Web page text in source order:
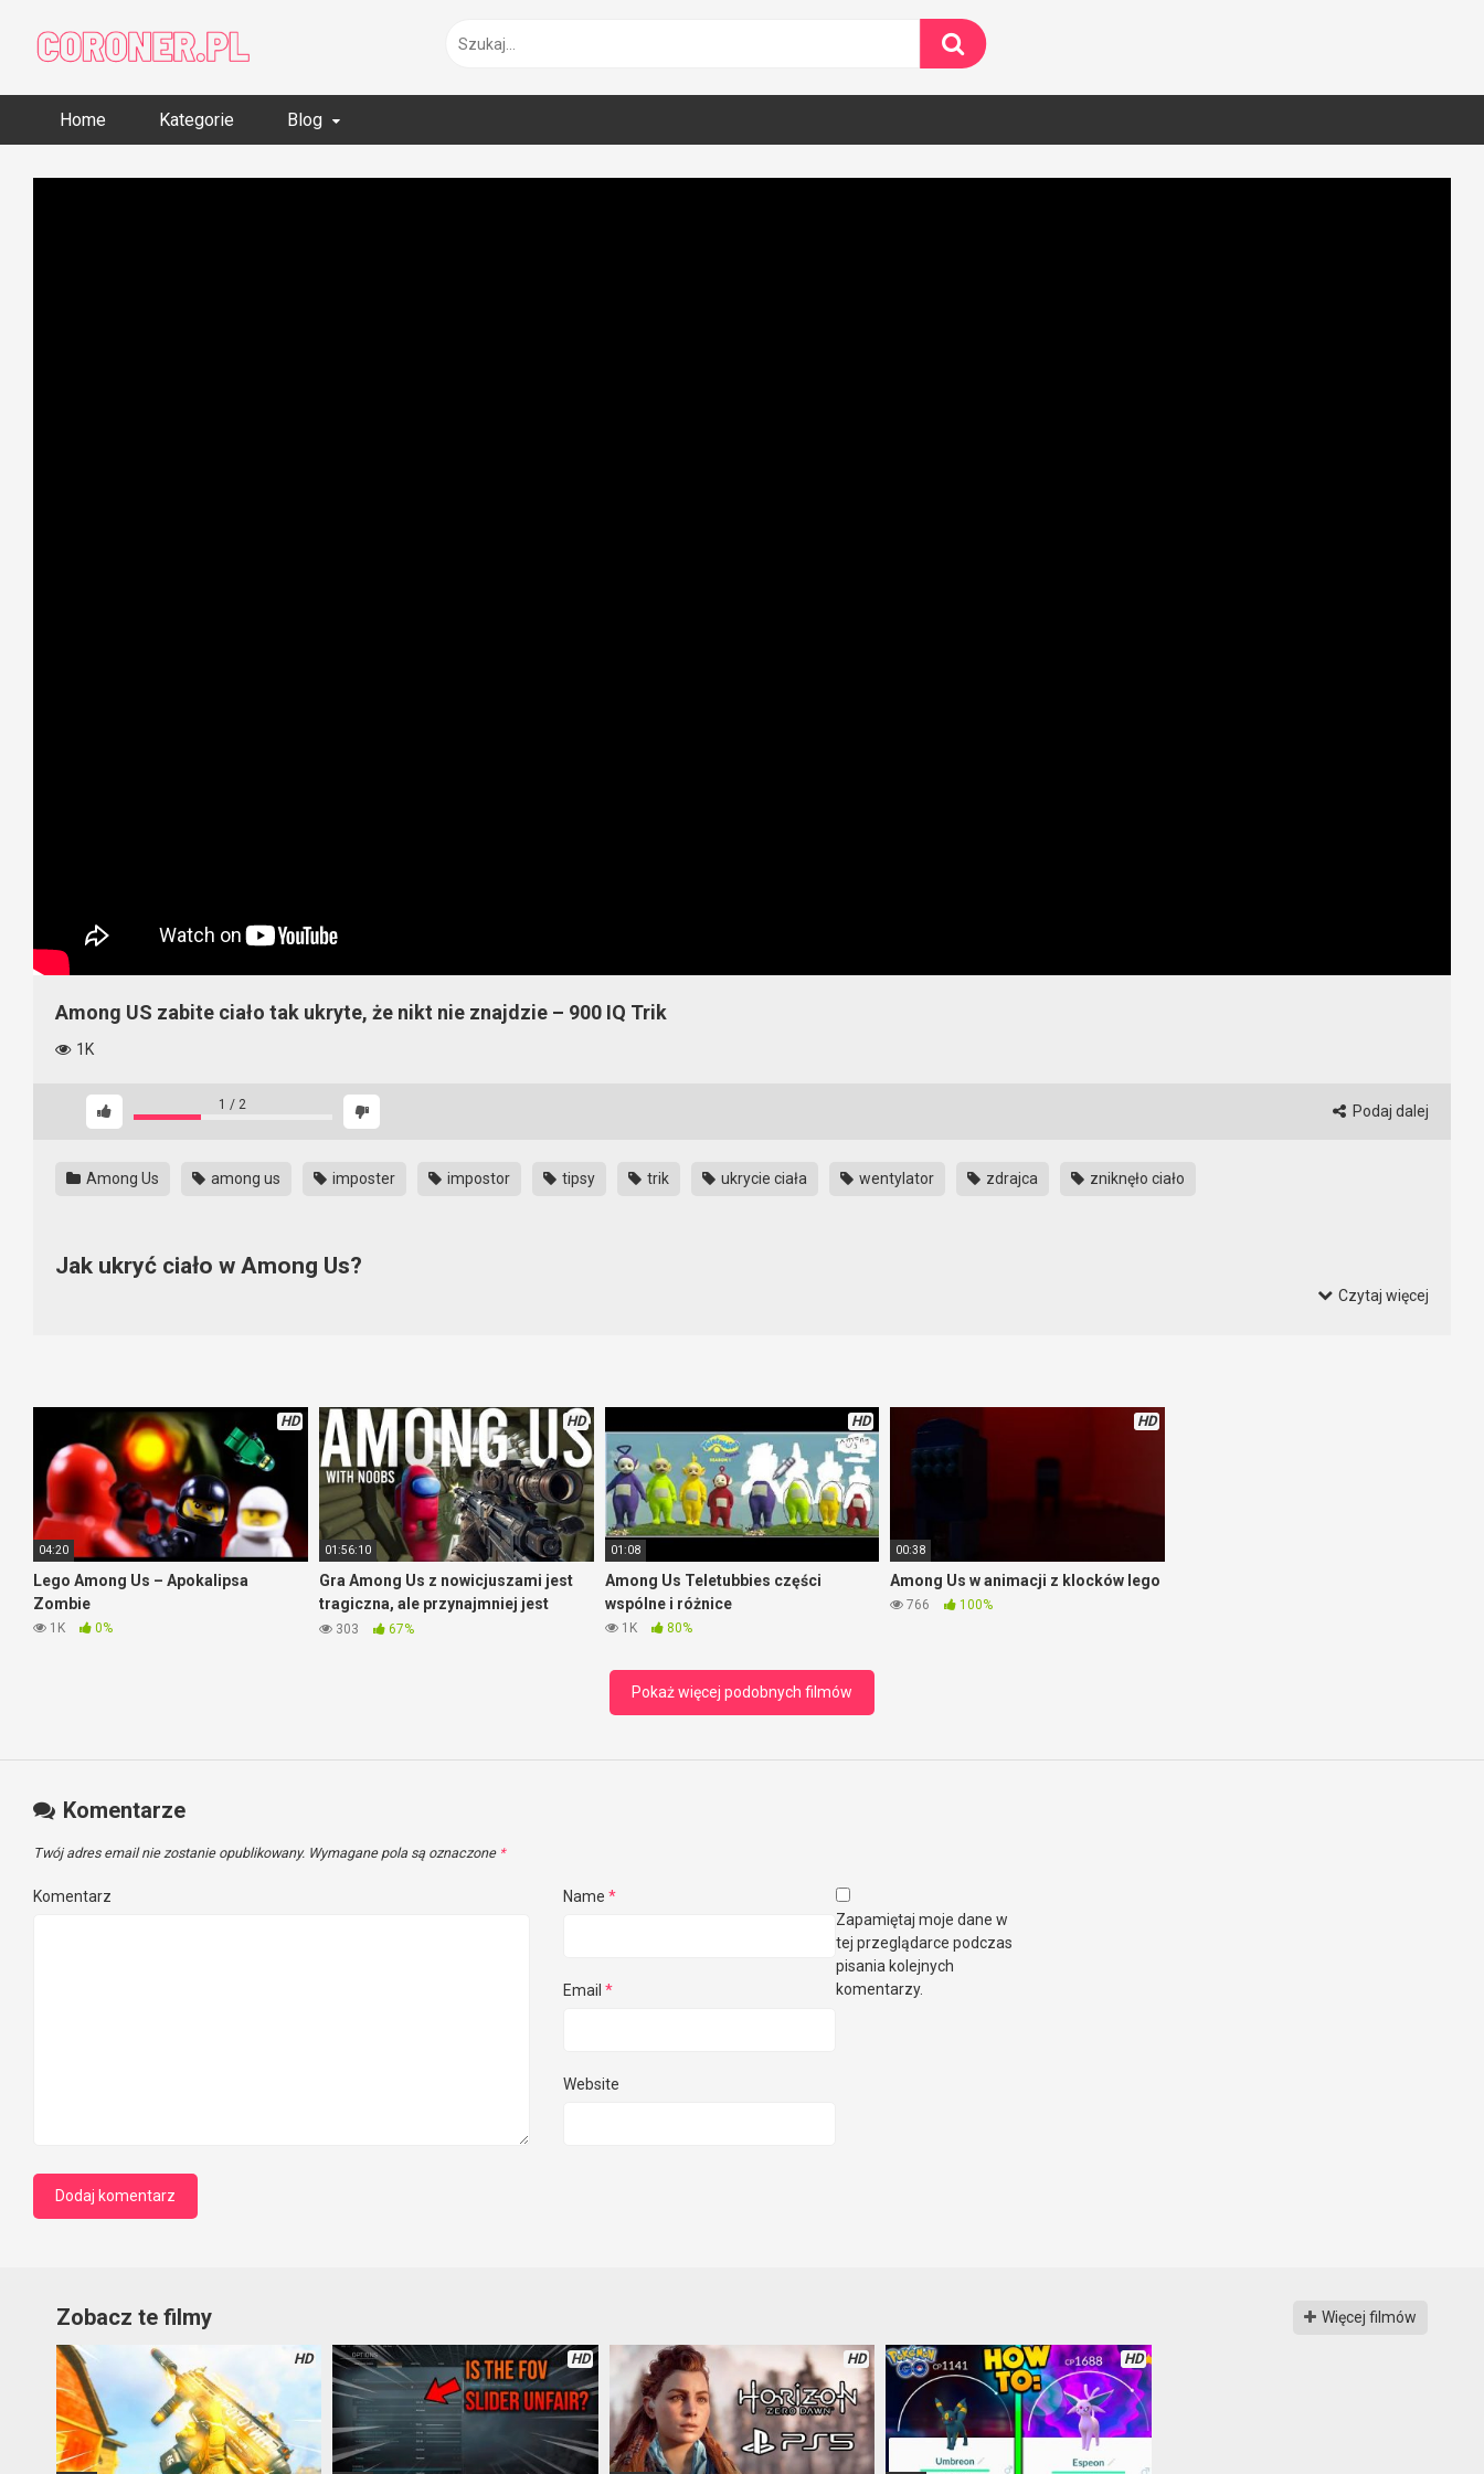
content
Home Kategorie Blog
Among US zabite ciało tak ukryte, że nikt nie znajdzie – 900 IQ Trik
1K
1 / 2 Podaj dalej
Among Us among us imposter impostor tipsy trik ukrycie ciała wentylator zdrajca zniknęło ciało
Jak ukryć ciało w Among Us?
Czytaj więcej
HD
04:20
Lego Among Us – Apokalipsa
Zombie
1K 0%
HD
01:56:10
Gra Among Us z nowicjuszami jest
tragiczna, ale przynajmniej jest
wesoło
303 67%
HD
01:08
Among Us Teletubbies części
wspólne i różnice
1K 80%
HD
00:38
Among Us w animacji z klocków lego
766 100%
Pokaż więcej podobnych filmów
Komentarze
Twój adres email nie zostanie opublikowany. Wymagane pola są oznaczone *
Komentarz Name *
Email *
Website
Zapamiętaj moje dane w
tej przeglądarce podczas
pisania kolejnych
komentarzy.
Zobacz te filmy Więcej filmów
HD HD HD HD